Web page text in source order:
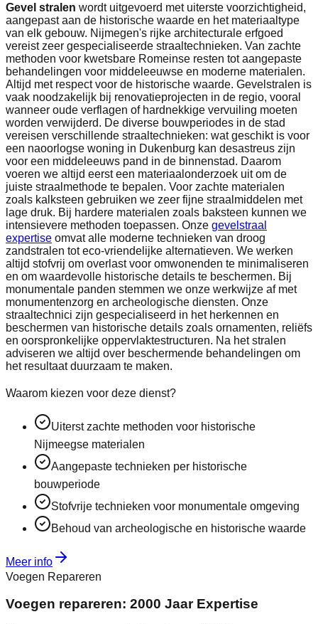
Gevel stralen wordt uitgevoerd met uiterste voorzichtigheid,
aangepast aan de historische waarde en het materiaaltype
van elk gebouw. Nijmegen's rijke architecturale erfgoed
vereist zeer gespecialiseerde straaltechnieken. Van zachte
methoden voor kwetsbare Romeinse resten tot aangepaste
behandelingen voor middeleeuwse en moderne materialen.
Altijd met respect voor de historische waarde. Gevelstralen is
vaak noodzakelijk bij renovatieprojecten in de regio, vooral
wanneer oude verflagen of hardnekkige vervuiling moeten
worden verwijderd. De diverse bouwperiodes in de stad
vereisen verschillende straaltechnieken: wat geschikt is voor
een naoorlogse woning in Dukenburg kan desastreus zijn
voor een middeleeuws pand in de binnenstad. Daarom
voeren we altijd eerst een materiaalonderzoek uit om de
juiste straalmethode te bepalen. Voor zachte materialen
zoals kalksteen gebruiken we zeer fijne straalmiddelen met
lage druk. Bij hardere materialen zoals baksteen kunnen we
intensievere methoden toepassen. Onze gevelstraal
expertise omvat alle moderne technieken van droog
zandstralen tot eco-vriendelijke alternatieven. We werken
altijd stofvrij om overlast voor omwonenden te minimaliseren
en om waardevolle historische details te beschermen. Bij
monumentale panden stemmen we onze werkwijze af met
monumentenzorg en archeologische diensten. Onze
straaltechnici zijn gespecialiseerd in het herkennen en
beschermen van historische details zoals ornamenten, reliëfs
en oorspronkelijke oppervlaktestructuren. Na het stralen
adviseren we altijd over beschermende behandelingen om
het resultaat duurzaam te maken.
Waarom kiezen voor deze dienst?
Uiterst zachte methoden voor historische
Nijmeegse materialen
Aangepaste technieken per historische
bouwperiode
Stofvrije technieken voor monumentale omgeving
Behoud van archeologische en historische waarde
Meer info
Voegen Repareren
Voegen repareren: 2000 Jaar Expertise